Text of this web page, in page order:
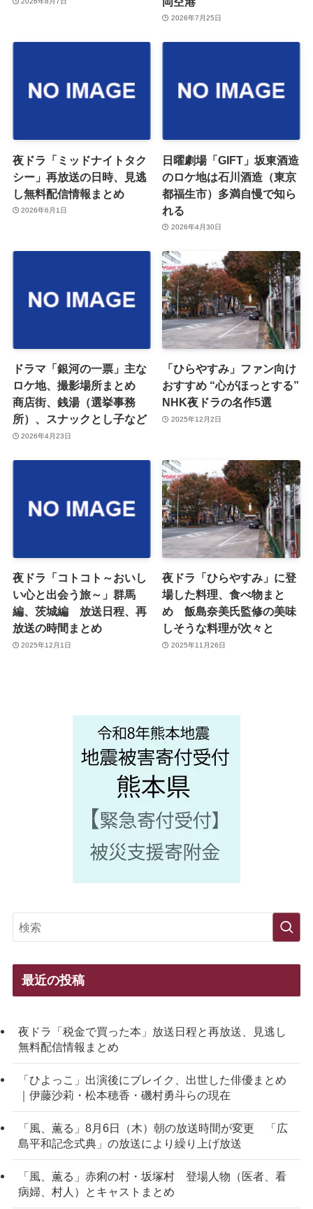
2026年7月25日
夜ドラ「ミッドナイトタク
シー」再放送の日時、見逃
し無料配信情報まとめ
2026年6月1日
日曜劇場「GIFT」坂東酒造
のロケ地は石川酒造（東京
都福生市）多満自慢で知ら
れる
2026年4月30日
ドラマ「銀河の一票」主な
ロケ地、撮影場所まとめ
商店街、銭湯（選挙事務
所）、スナックとし子など
2026年4月23日
「ひらやすみ」ファン向け
おすすめ “心がほっとする”
NHK夜ドラの名作5選
2025年12月2日
夜ドラ「コトコト～おいし
い心と出会う旅～」群馬
編、茨城編 放送日程、再
放送の時間まとめ
2025年12月1日
夜ドラ「ひらやすみ」に登
場した料理、食べ物まと
め 飯島奈美氏監修の美味
しそうな料理が次々と
2025年11月26日
最近の投稿
夜ドラ「税金で買った本」放送日程と再放送、見逃し
無料配信情報まとめ
「ひよっこ」出演後にブレイク、出世した俳優まとめ
｜伊藤沙莉・松本穂香・磯村勇斗らの現在
「風、薫る」8月6日（木）朝の放送時間が変更 「広
島平和記念式典」の放送により繰り上げ放送
「風、薫る」赤痢の村・坂塚村 登場人物（医者、看
病婦、村人）とキャストまとめ